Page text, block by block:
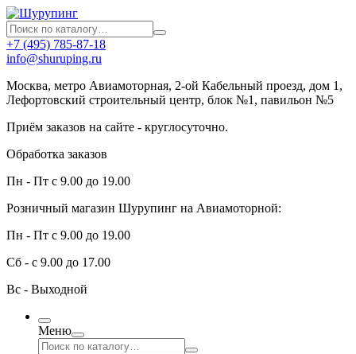
+7 (495) 785-87-18
info@shuruping.ru
Москва, метро Авиамоторная, 2-ой Кабельный проезд, дом 1,
Лефортовский строительный центр, блок №1, павильон №5
Приём заказов на сайте - круглосуточно.
Обработка заказов
Пн - Пт с 9.00 до 19.00
Розничный магазин Шурупинг на Авиамоторной:
Пн - Пт с 9.00 до 19.00
Сб - с 9.00 до 17.00
Вс - Выходной
Меню